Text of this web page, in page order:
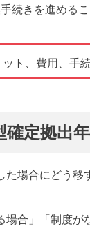
続きを進めるこ
ト、費用、手
確定拠出
場合にどう移
合」「制度が